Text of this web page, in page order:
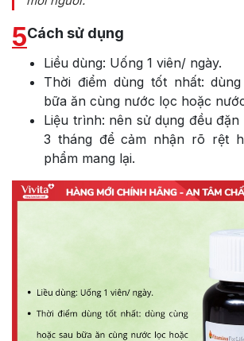
5Cách sử dụng
Liều dùng: Uống 1 viên/ ngày.
Thời điểm dùng tốt nhất:
bữa ăn cùng nước lọc hoặc
Liệu trình: nên sử dụng đều
3 tháng để cảm nhận rõ rệt
phẩm mang lại.